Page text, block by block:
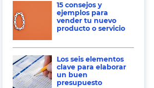
15 consejos y
ejemplos para
vender tu nuevo
producto o servicio
Los seis elementos
clave para elaborar
un buen
presupuesto